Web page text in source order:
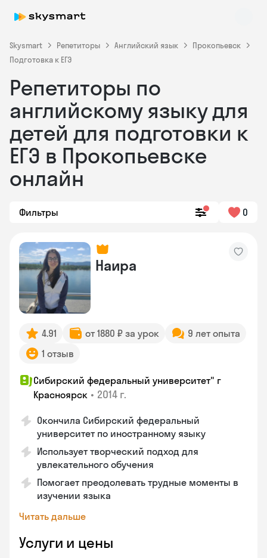
Skysmart Репетиторы Английский язык
Прокопьевск
Подготовка к ЕГЭ
Репетиторы по
английскому языку для
детей для подготовки к
ЕГЭ в Прокопьевске
онлайн
Фильтры 0
Наира
4.91 от 1880 ₽ за урок
9 лет опыта
1 отзыв
Сибирский федеральный университет" г
Красноярск • 2014 г.
Окончила Сибирский федеральный
университет по иностранному языку
Использует творческий подход для
увлекательного обучения
Помогает преодолевать трудные моменты в
изучении языка
Читать дальше
Услуги и цены
Skysmart Chat